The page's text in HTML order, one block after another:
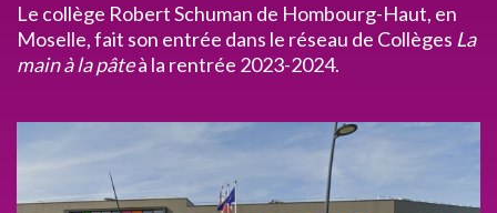
Le collège Robert Schuman de Hombourg-Haut, en
Moselle, fait son entrée dans le réseau de Collèges La
main à la pâteà la rentrée 2023-2024.